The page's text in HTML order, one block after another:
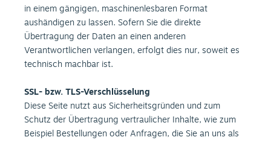
in einem gängigen, maschinenlesbaren Format
aushändigen zu lassen. Sofern Sie die direkte
Übertragung der Daten an einen anderen
Verantwortlichen verlangen, erfolgt dies nur, soweit es
technisch machbar ist.
SSL- bzw. TLS-Verschlüsselung
Diese Seite nutzt aus Sicherheitsgründen und zum
Schutz der Übertragung vertraulicher Inhalte, wie zum
Beispiel Bestellungen oder Anfragen, die Sie an uns als